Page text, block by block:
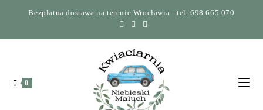
Bezpłatna dostawa na terenie Wrocławia - tel. 698 665 070
0